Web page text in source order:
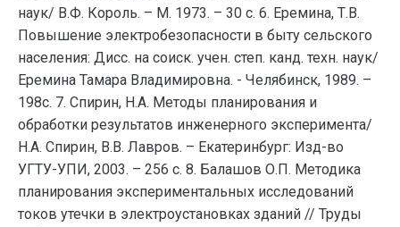
наук/ В.Ф. Король. – М. 1973. – 30 с. 6. Еремина, Т.В.
Повышение электробезопасности в быту сельского
населения: Дисс. на соиск. учен. степ. канд. техн. наук/
Еремина Тамара Владимировна. - Челябинск, 1989. –
198с. 7. Спирин, Н.А. Методы планирования и
обработки результатов инженерного эксперимента/
Н.А. Спирин, В.В. Лавров. – Екатеринбург: Изд-во
УГТУ-УПИ, 2003. – 256 с. 8. Балашов О.П. Методика
планирования экспериментальных исследований
токов утечки в электроустановках зданий // Труды